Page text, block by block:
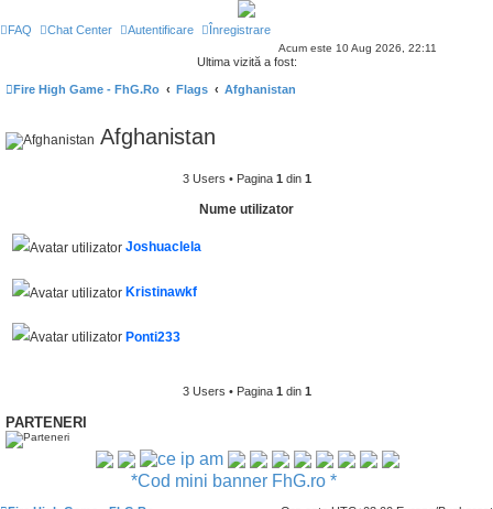
FAQ Chat Center Autentificare Înregistrare
Acum este 10 Aug 2026, 22:11
Ultima vizită a fost:
Fire High Game - FhG.Ro Flags Afghanistan
Afghanistan
3 Users • Pagina 1 din 1
Nume utilizator
Joshuaclela
Kristinawkf
Ponti233
3 Users • Pagina 1din 1
PARTENERI
*Cod mini banner FhG.ro *